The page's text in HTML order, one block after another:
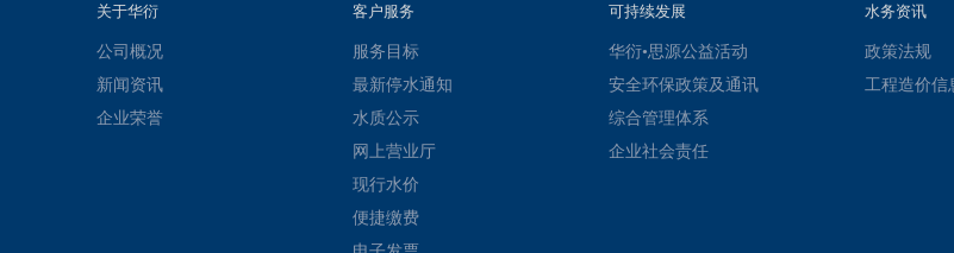
关于华衍
公司概况
新闻资讯
企业荣誉
客户服务
服务目标
最新停水通知
水质公示
网上营业厅
现行水价
便捷缴费
可持续发展
华衍•思源公益活动
安全环保政策及通讯
综合管理体系
企业社会责任
水务资讯
政策法规
工程造价信